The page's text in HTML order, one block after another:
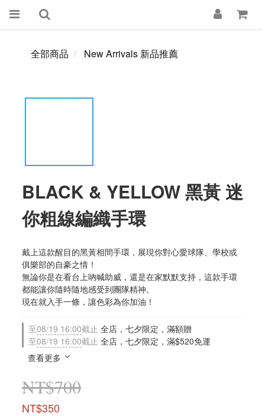
全部商品 New Arrivals 新品推薦
BLACK & YELLOW 黑黃 迷
你粗線編織手環
戴上這款醒目的黑黃相間手環，展現你對心愛球隊、學校或
俱樂部的自豪之情！
無論你是在看台上吶喊助威，還是在家默默支持，這款手環
都能讓你隨時隨地感受到團隊精神。
現在就入手一條，讓色彩為你加油！
至08/19 16:00截止 全店，七夕限定，滿額贈
至08/19 16:00截止 全店，七夕限定，滿$520免運
查看更多
NT$700
NT$350